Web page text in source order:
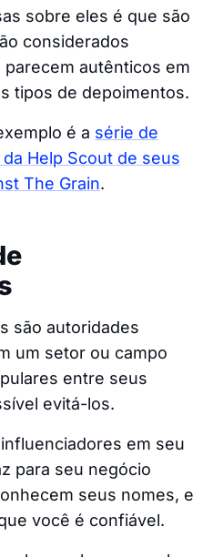
sobre eles é que são
considerados
autênticos em
tipos de depoimentos.
é a série de
Help Scout de seus
The Grain.
são autoridades
um setor ou campo
entre seus
evitá-los.
em seu
para seu negócio
seus nomes, e
você é confiável.